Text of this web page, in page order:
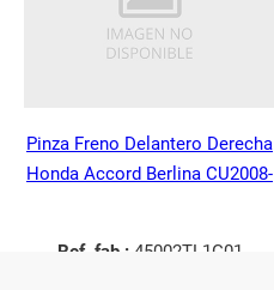
Pinza Freno Delantero Derecha
Honda Accord Berlina CU2008-
Ref. fab.:45002TL1G01